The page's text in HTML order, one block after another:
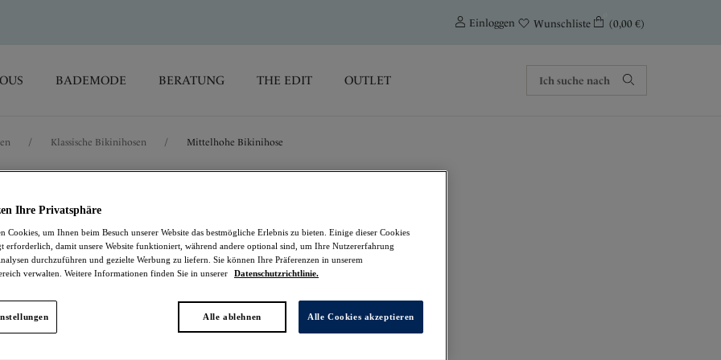
Einloggen Wunschliste (0,00 €)
BADEMODE BERATUNG THE EDIT OUTLET
/ Klassische Bikinihosen / Mittelhohe Bikinihose
Mittelhohe Bikinihose
Black
18,47 € war 36,95 €
Ihre Privatsphäre
Cookies, um Ihnen beim Besuch unserer Website das bestmögliche Erlebnis zu bieten. Einige dieser Cookies
erforderlich, damit unsere Website funktioniert, während andere optional sind, um Ihre Nutzererfahrung
durchzuführen und gezielte Werbung zu liefern. Sie können Ihre Präferenzen in unserem
verwalten. Weitere Informationen finden Sie in unserer
Datenschutzrichtlinie.
Alle ablehnen Alle Cookies akzeptieren